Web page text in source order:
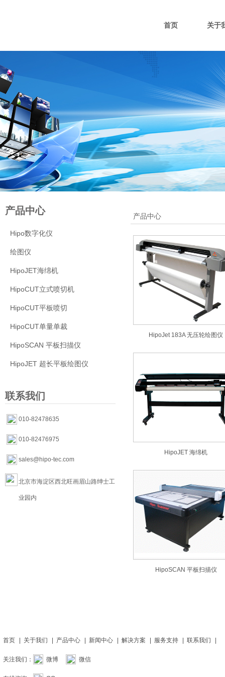
首页 关于
产品中心
Hipo数字化仪
绘图仪
HipoJET海绵机
HipoCUT立式喷切机
HipoCUT平板喷切
HipoCUT单量单裁
HipoSCAN 平板扫描仪
HipoJET 超长平板绘图仪
联系我们
010-82478635
010-82476975
sales@hipo-tec.com
北京市海淀区西北旺画眉山路绅士工
业园内
产品中心
HipoJet 183A 无压轮绘图仪
HipoJET 海绵机
HipoSCAN 平板扫描仪
首页 关于我们 产品中心 新闻中心 解决方案 服务支持 联系我们
关注我们： 微博 微信